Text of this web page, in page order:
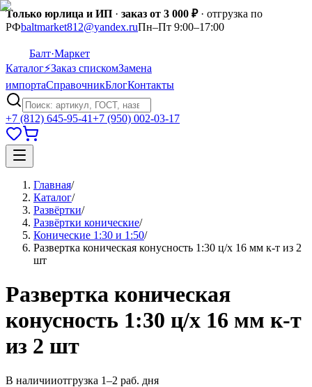
Только юрлица и ИП · заказ от 3 000 ₽· отгрузка по
РФbaltmarket812@yandex.ruПн–Пт 9:00–17:00
Балт·Маркет
Каталог⚡Заказ спискомЗамена
импортаСправочникБлогКонтакты
+7 (812) 645-95-41+7 (950) 002-03-17
Главная/
Каталог/
Развёртки/
Развёртки конические/
Конические 1:30 и 1:50/
Развертка коническая конусность 1:30 ц/х 16 мм к-т из 2
шт
Развертка коническая
конусность 1:30 ц/х 16 мм к-т
из 2 шт
В наличииотгрузка 1–2 раб. дня